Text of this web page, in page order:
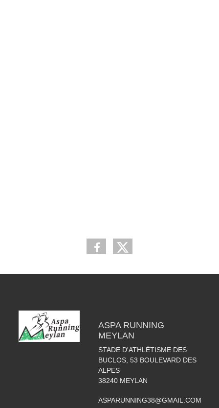
ASPA RUNNING
MEYLAN
STADE D'ATHLÉTISME DES
BUCLOS, 53 BOULEVARD DES
ALPES
38240 MEYLAN
ASPARUNNING38@GMAIL.COM